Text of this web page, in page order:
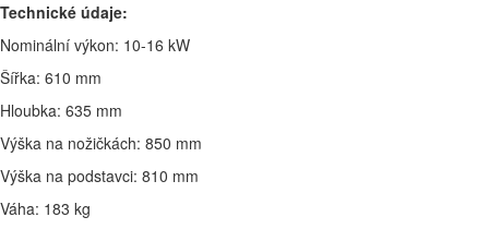
Technické údaje:
Nominální výkon: 10-16 kW
Šířka: 610 mm
Hloubka: 635 mm
Výška na nožičkách: 850 mm
Výška na podstavci: 810 mm
Váha: 183 kg